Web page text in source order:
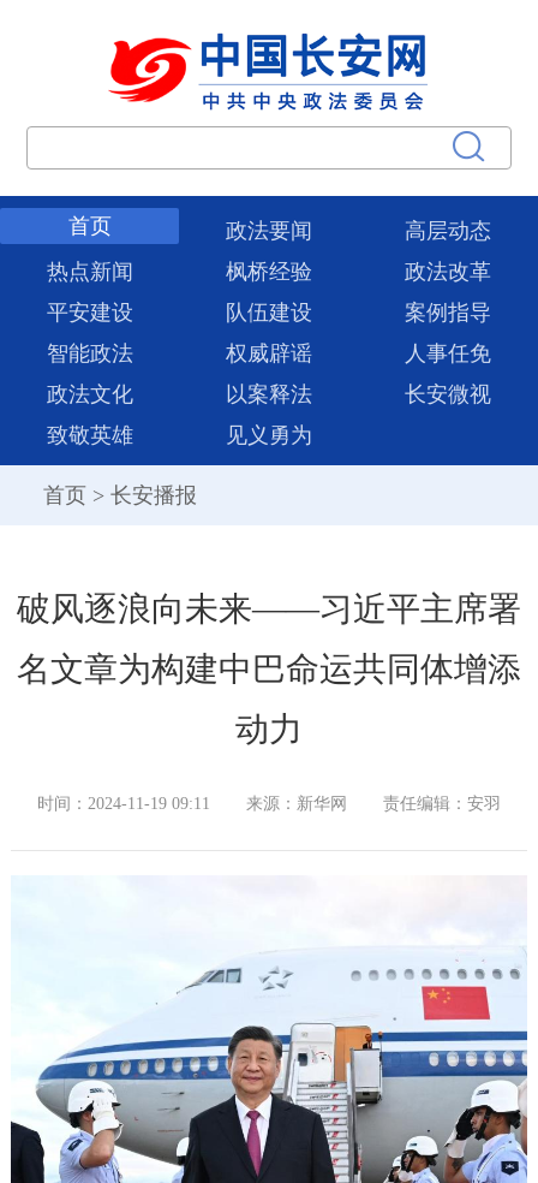
首页 政法要闻
高层动态
热点新闻
枫桥经验
政法改革
平安建设
队伍建设
案例指导
智能政法
权威辟谣
人事任免
政法文化
以案释法
长安微视
致敬英雄
见义勇为
首页 > 长安播报
破风逐浪向未来——习近平主席署
名文章为构建中巴命运共同体增添
动力
时间：2024-11-19 09:11 来源：新华网 责任编辑：安羽